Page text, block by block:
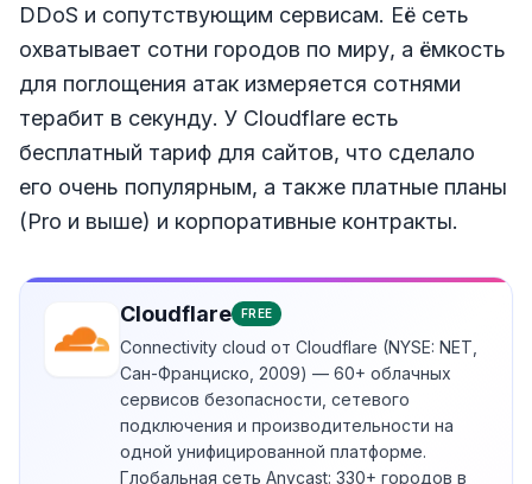
DDoS и сопутствующим сервисам. Её сеть
охватывает сотни городов по миру, а ёмкость
для поглощения атак измеряется сотнями
терабит в секунду. У Cloudflare есть
бесплатный тариф для сайтов, что сделало
его очень популярным, а также платные планы
(Pro и выше) и корпоративные контракты.
Cloudflare FREE
Connectivity cloud от Cloudflare (NYSE: NET,
Сан-Франциско, 2009) — 60+ облачных
сервисов безопасности, сетевого
подключения и производительности на
одной унифицированной платформе.
Глобальная сеть Anycast: 330+ городов в